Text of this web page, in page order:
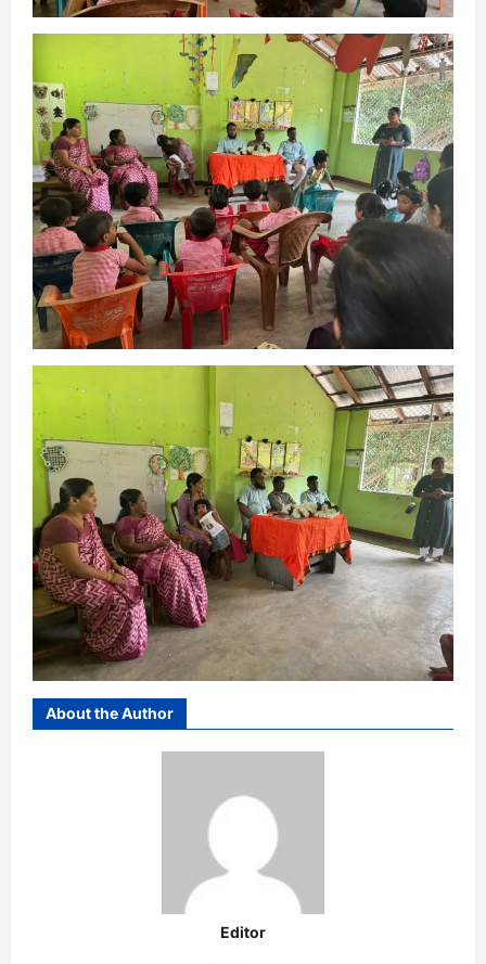
About the Author
Editor